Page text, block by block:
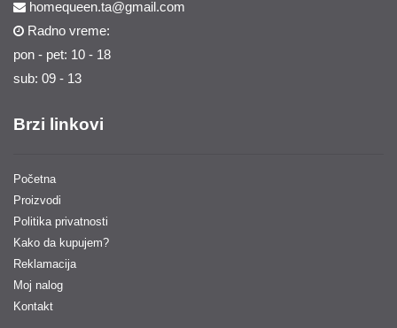
homequeen.ta@gmail.com
Radno vreme:
pon - pet: 10 - 18
sub: 09 - 13
Brzi linkovi
Početna
Proizvodi
Politika privatnosti
Kako da kupujem?
Reklamacija
Moj nalog
Kontakt